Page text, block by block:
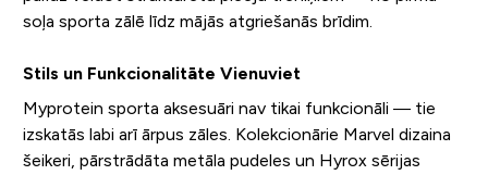
soļa sporta zālē līdz mājās atgriešanās brīdim.
Stils un Funkcionalitāte Vienuviet
Myprotein sporta aksesuāri nav tikai funkcionāli — tie
izskatās labi arī ārpus zāles. Kolekcionārie Marvel dizaina
šeikeri, pārstrādāta metāla pudeles un Hyrox sērijas